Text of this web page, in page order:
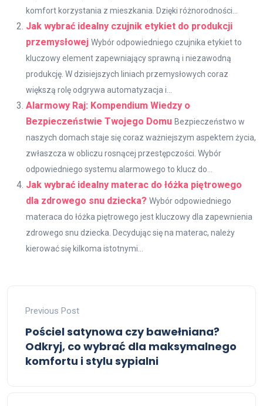
komfort korzystania z mieszkania. Dzięki różnorodności...
Jak wybrać idealny czujnik etykiet do produkcji
przemysłowej Wybór odpowiedniego czujnika etykiet to
kluczowy element zapewniający sprawną i niezawodną
produkcję. W dzisiejszych liniach przemysłowych coraz
większą rolę odgrywa automatyzacja i...
Alarmowy Raj: Kompendium Wiedzy o
Bezpieczeństwie Twojego Domu Bezpieczeństwo w
naszych domach staje się coraz ważniejszym aspektem życia,
zwłaszcza w obliczu rosnącej przestępczości. Wybór
odpowiedniego systemu alarmowego to klucz do...
Jak wybrać idealny materac do łóżka piętrowego
dla zdrowego snu dziecka? Wybór odpowiedniego
materaca do łóżka piętrowego jest kluczowy dla zapewnienia
zdrowego snu dziecka. Decydując się na materac, należy
kierować się kilkoma istotnymi...
Previous Post
Pościel satynowa czy bawełniana?
Odkryj, co wybrać dla maksymalnego
komfortu i stylu sypialni